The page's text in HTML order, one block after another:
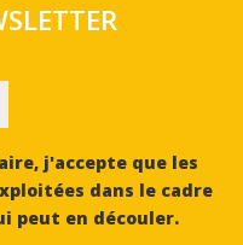
j'accepte que les
dans le cadre
peut en découler.